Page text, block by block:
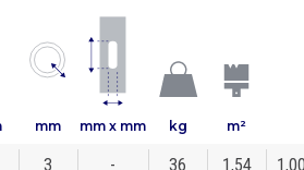
mm mm x mm kg m²
3 - 36 1,54